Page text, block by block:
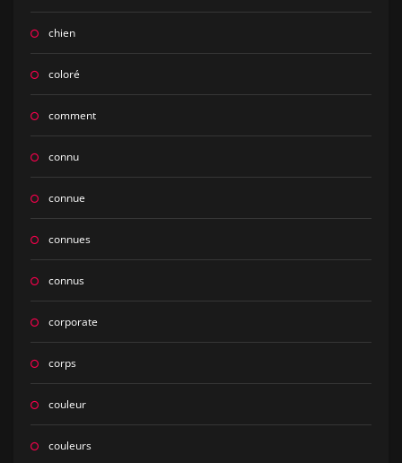
chien
coloré
comment
connu
connue
connues
connus
corporate
corps
couleur
couleurs